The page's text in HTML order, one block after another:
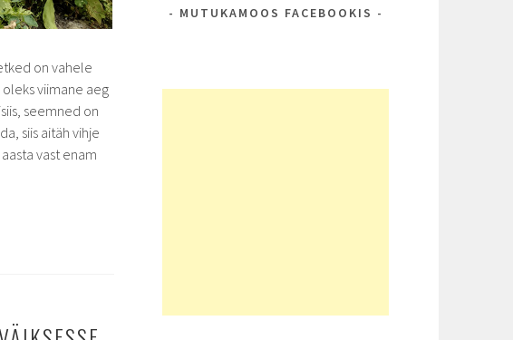
on vahele
oleks viimane aeg
seemned on
siis aitäh vihje
vast enam
MUTUKAMOOS FACEBOOKIS